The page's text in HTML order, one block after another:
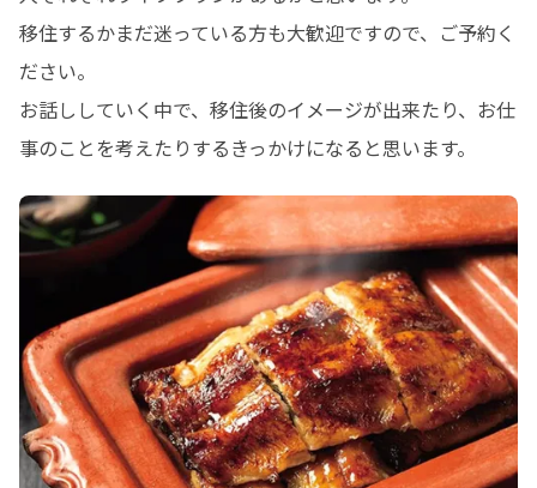
移住するかまだ迷っている方も大歓迎ですので、ご予約く
ださい。
お話ししていく中で、移住後のイメージが出来たり、お仕
事のことを考えたりするきっかけになると思います。